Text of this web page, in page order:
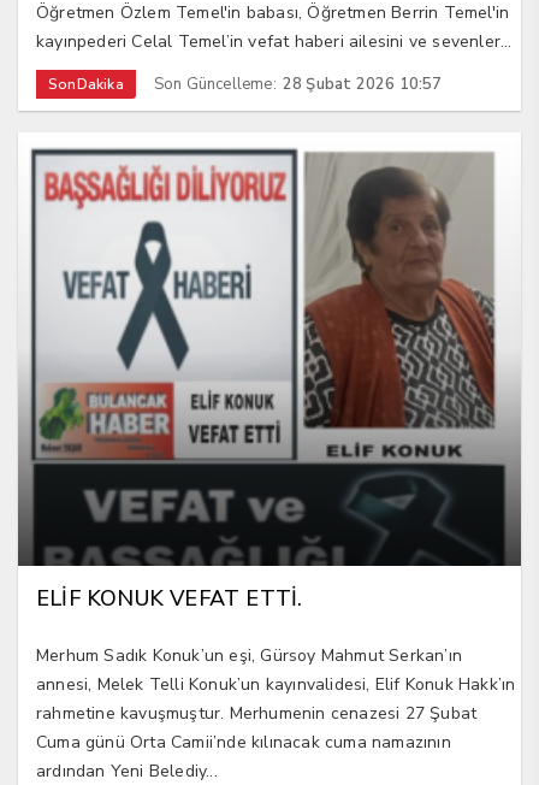
Öğretmen Özlem Temel'in babası, Öğretmen Berrin Temel'in
kayınpederi Celal Temel’in vefat haberi ailesini ve sevenler...
SonDakika Son Güncelleme: 28 Şubat 2026 10:57
ELİF KONUK VEFAT ETTİ.
Merhum Sadık Konuk’un eşi, Gürsoy Mahmut Serkan’ın
annesi, Melek Telli Konuk’un kayınvalidesi, Elif Konuk Hakk’ın
rahmetine kavuşmuştur. Merhumenin cenazesi 27 Şubat
Cuma günü Orta Camii’nde kılınacak cuma namazının
ardından Yeni Belediy...